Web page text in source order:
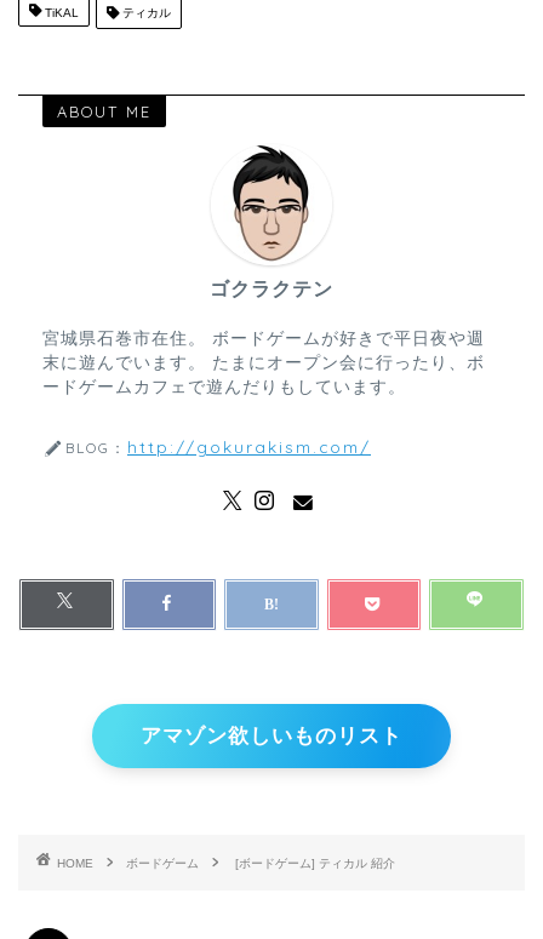
TiKAL ティカル
ABOUT ME
ゴクラクテン
宮城県石巻市在住。 ボードゲームが好きで平日夜や週
末に遊んでいます。 たまにオープン会に行ったり、ボ
ードゲームカフェで遊んだりもしています。
BLOG： http://gokurakism.com/
アマゾン欲しいものリスト
HOME ボードゲーム [ボードゲーム] ティカル 紹介